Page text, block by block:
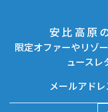
安比高原
限定オファーやリゾ
ュースレ